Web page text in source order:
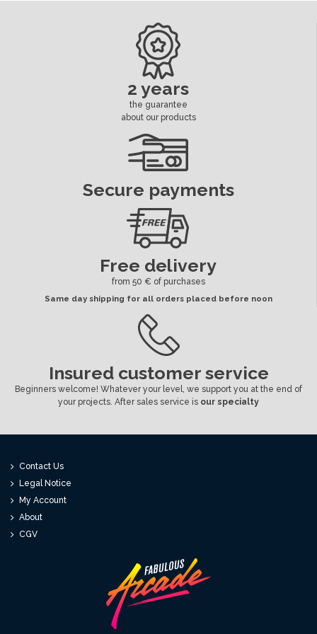
6.3 mm
Séparé
2 years
the guarantee
about our products
Secure payments
Free delivery
from 50 € of purchases
Same day shipping for all orders placed before noon
Insured customer service
Beginners welcome! Whatever your level, we support you at the end of
your projects. After sales service is our specialty
Contact Us
Legal Notice
My Account
About
CGV